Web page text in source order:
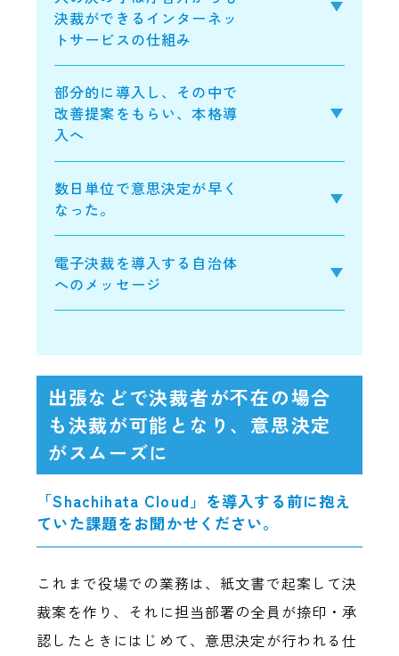
決裁ができるインターネッ
トサービスの仕組み
部分的に導入し、その中で
改善提案をもらい、本格導
入へ
数日単位で意思決定が早く
なった。
電子決裁を導入する自治体
へのメッセージ
出張などで決裁者が不在の場合
も決裁が可能となり、意思決定
がスムーズに
「Shachihata Cloud」を導入する前に抱え
ていた課題をお聞かせください。
これまで役場での業務は、紙文書で起案して決
裁案を作り、それに担当部署の全員が捺印・承
認したときにはじめて、意思決定が行われる仕